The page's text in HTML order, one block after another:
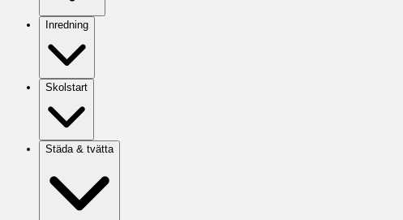
Inredning
Skolstart
Städa & tvätta